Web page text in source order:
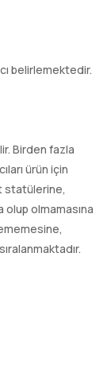
belirlemektedir.
Birden fazla
ürün için
statülerine,
olmamasına